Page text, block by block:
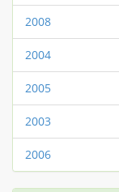
2008
2004
2005
2003
2006